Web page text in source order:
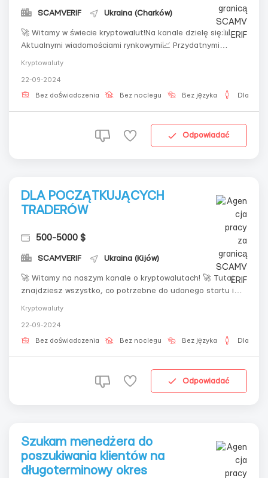
SCAMVERIF Ukraina (Charków)
🚀 Witamy w świecie kryptowalut!Na kanale dzielę się:📊
Aktualnymi wiadomościami rynkowymi📈 Przydatnymi
terminowychPrzygotuj się na maraton zwiększania
depozytu — pokażę, jak bezpiecznie zwiększyć kapitał.
Kryptowaluty
22-09-2024
Bez doświadczenia Bez noclegu Bez języka Dla
Odpowiadać
DLA POCZĄTKUJĄCYCH
TRADERÓW
500-5000 $
SCAMVERIF Ukraina (Kijów)
🚀 Witamy na naszym kanale o kryptowalutach! 🚀 Tutaj
znajdziesz wszystko, co potrzebne do udanego startu i
dotyczące tradingu i inwestycji💡 Analiza obiecujących
kryptoprojektów💰 Rozbiór str...
Kryptowaluty
22-09-2024
Bez doświadczenia Bez noclegu Bez języka Dla
Odpowiadać
Szukam menedżera do
poszukiwania klientów na
długoterminowy okres